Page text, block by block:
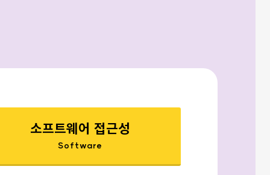
소프트웨어 접근성
Software